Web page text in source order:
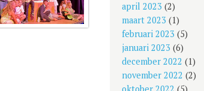
april 2023 (2)
maart 2023 (1)
februari 2023 (5)
januari 2023 (6)
december 2022 (1)
november 2022 (2)